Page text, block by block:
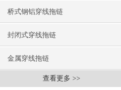
桥式钢铝穿线拖链
封闭式穿线拖链
金属穿线拖链
查看更多 >>